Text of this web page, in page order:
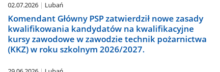
02.07.2026 Lubań
Komendant Główny PSP zatwierdził nowe zasady
kwalifikowania kandydatów na kwalifikacyjne
kursy zawodowe w zawodzie technik pożarnictwa
(KKZ) w roku szkolnym 2026/2027.